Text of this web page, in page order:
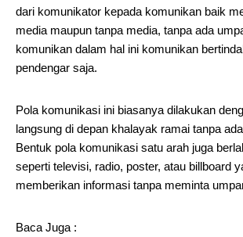
dari komunikator kepada komunikan baik
media maupun tanpa media, tanpa ada
komunikan dalam hal ini komunikan
pendengar saja.
Pola komunikasi ini biasanya dilakukan
langsung di depan khalayak ramai tanpa
Bentuk pola komunikasi satu arah juga
seperti televisi, radio, poster, atau billboard
memberikan informasi tanpa meminta
Baca Juga :